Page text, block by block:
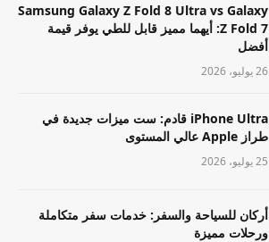
Samsung Galaxy Z Fold 8 Ultra vs Galaxy
Z Fold 7: أيهما مميز قابل للطي يوفر قيمة
أفضل
26 يوليو، 2026
iPhone Ultra قادم: ست ميزات جديدة في
طراز Apple عالي المستوى
25 يوليو، 2026
أركان للسياحة والسفر: خدمات سفر متكاملة
ورحلات مميزة